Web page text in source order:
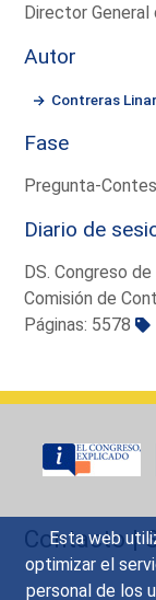
Esta web
optimizar el
personal de los
Director General
Autor
Contreras
Fase
Pregunta-
Diario de
DS. Congreso
Comisión de
Páginas: 5578
Contacto|